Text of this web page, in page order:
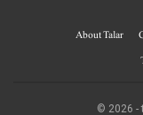
About Talar
© 2026 -